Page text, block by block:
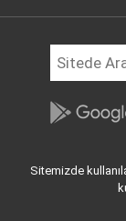
Sitemizde